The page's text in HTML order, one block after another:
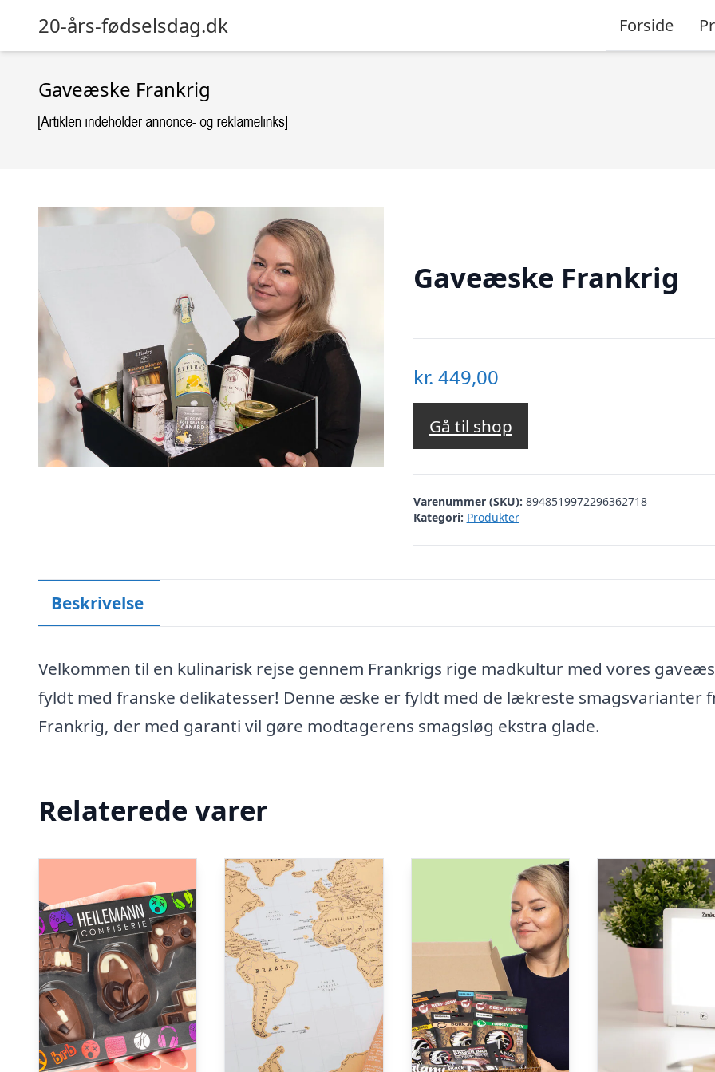
20-års-fødselsdag.dk Forside
Gaveæske Frankrig
Gaveæske Frankrig
kr. 449,00
Gå til shop
Varenummer (SKU): 8948519972296362718
Kategori: Produkter
Beskrivelse
Velkommen til en kulinarisk rejse gennem Frankrigs rige madkultur med vores
fyldt med franske delikatesser! Denne æske er fyldt med de lækreste smagsvarianter
Frankrig, der med garanti vil gøre modtagerens smagsløg ekstra glade.
Relaterede varer